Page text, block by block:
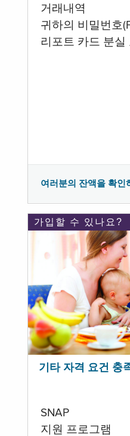
거래내역
귀하의 비밀번호
리포트 카드 분실
여러분의 잔액을 확인
가입할 수 있나요?
기타 자격 요건 충
SNAP
지원 프로그램